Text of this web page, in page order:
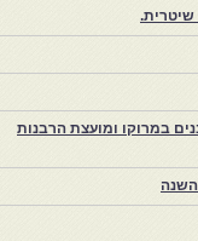
במרוקו ומועצת הרבנות